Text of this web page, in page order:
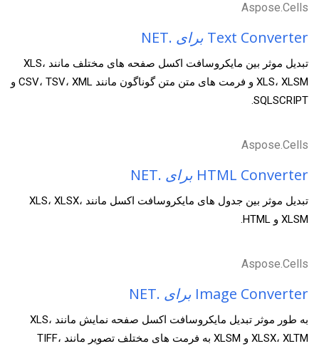
Aspose.Cells
Text Converter برای .NET
تبدیل موثر بین مایکروسافت اکسل صفحه های مختلف مانند XLS،
XLS، XLSM و فرمت های متن متن گوناگون مانند CSV، TSV، XML و
SQLSCRIPT.
Aspose.Cells
HTML Converter برای .NET
تبدیل موثر بین جدول های مایکروسافت اکسل مانند XLS، XLSX،
XLSM و HTML.
Aspose.Cells
Image Converter برای .NET
به طور موثر تبدیل مایکروسافت اکسل صفحه نمایش مانند XLS،
XLSX، XLTM و XLSM به فرمت های مختلف تصویر مانند TIFF،